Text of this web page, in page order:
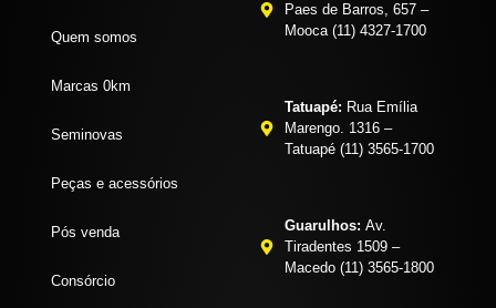
Quem somos
Marcas 0km
Seminovas
Peças e acessórios
Pós venda
Consórcio
Paes de Barros, 657 –
Mooca (11) 4327-1700
Tatuapé: Rua Emília
Marengo. 1316 –
Tatuapé (11) 3565-1700
Guarulhos: Av.
Tiradentes 1509 –
Macedo (11) 3565-1800